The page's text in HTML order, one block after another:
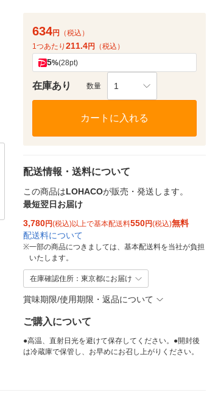
634円
（税込）
1つあたり 211.4円 （税込）
5%(28pt)
在庫あり 数量 1
カートに入れる
配送情報・送料について
この商品はLOHACOが販売・発送します。
最短翌日お届け
3,780円(税込)以上で基本配送料550円(税込)無料
配送料について
※一部の商品につきましては、基本配送料を当社が負担
いたします。
在庫確認住所：東京都にお届け
賞味期限/使用期限・返品について
ご購入について
●高温、直射日光を避けて保存してください。●開封後
は冷蔵庫で保管し、お早めにお召し上がりください。